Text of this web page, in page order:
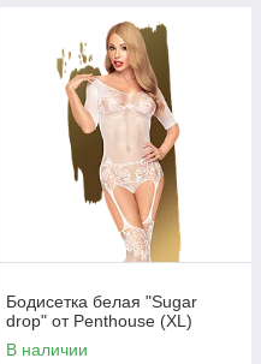
Бодисетка белая "Sugar
drop" от Penthouse (XL)
В наличии